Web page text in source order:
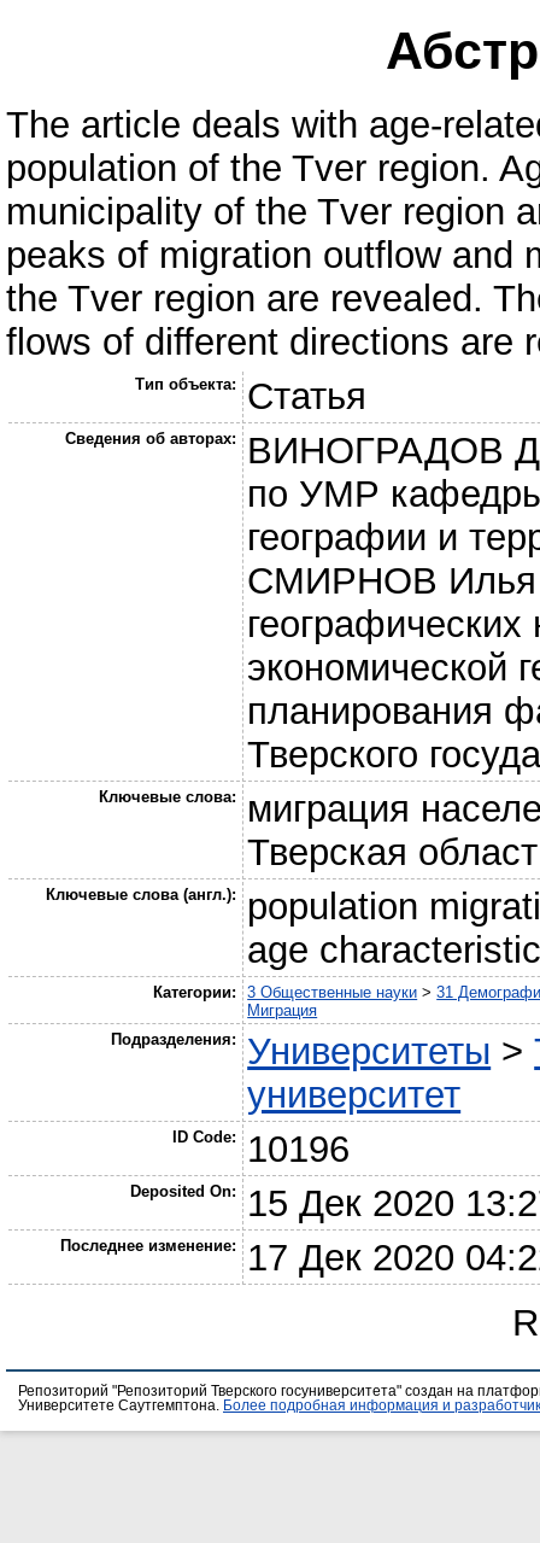
The article deals with age-
population of the Tver region.
municipality of the Tver region
peaks of migration outflow and
the Tver region are revealed.
flows of different directions are
Тип объекта: Статья
Сведения об авторах:
ВИНОГРАДОВ
по УМР кафедры
географии и
СМИРНОВ Илья
экономической
планирования
Тверского
Ключевые слова:
миграция
Тверская
Ключевые слова (англ.):
population
age
Категории: 3 Общественные науки >31
Миграция
Подразделения:
Университеты >
университет
ID Code: 10196
Deposited On: 15 Дек 2020
Последнее изменение:
17 Дек 2020
Репозиторий "Репозиторий Тверского госуниверситета" создан на
Университете Саутгемптона. Более подробная информация и